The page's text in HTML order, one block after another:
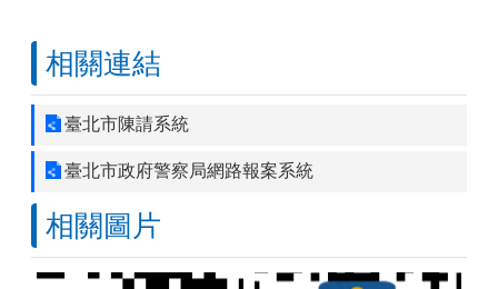
相關連結
臺北市陳請系統
臺北市政府警察局網路報案系統
相關圖片